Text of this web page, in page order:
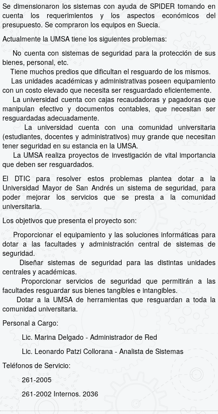
Se dimensionaron los sistemas con ayuda de SPIDER tomando en
cuenta los requerimientos y los aspectos económicos del
presupuesto. Se compraron los equipos en Suecia.
Actualmente la UMSA tiene los siguientes problemas:
No cuenta con sistemas de seguridad para la protección de sus
bienes, personal, etc.
Tiene muchos predios que dificultan el resguardo de los mismos.
Las unidades académicas y administrativas poseen equipamiento
con un costo elevado que necesita ser resguardado eficientemente.
La universidad cuenta con cajas recaudadoras y pagadoras que
manipulan efectivo y documentos contables, que necesitan ser
resguardadas adecuadamente.
La universidad cuenta con una comunidad universitaria
(estudiantes, docentes y administrativos) muy grande que necesitan
tener seguridad en su estancia en la UMSA.
La UMSA realiza proyectos de investigación de vital importancia
que deben ser resguardados.
El DTIC para resolver estos problemas plantea dotar a la
Universidad Mayor de San Andrés un sistema de seguridad, para
poder mejorar los servicios que se presta a la comunidad
universitaria.
Los objetivos que presenta el proyecto son:
Proporcionar el equipamiento y las soluciones informáticas para
dotar a las facultades y administración central de sistemas de
seguridad.
Diseñar sistemas de seguridad para las distintas unidades
centrales y académicas.
Proporcionar servicios de seguridad que permitirán a las
facultades resguardar sus bienes tangibles e intangibles.
Dotar a la UMSA de herramientas que resguardan a toda la
comunidad universitaria.
Personal a Cargo:
Lic. Marina Delgado - Administrador de Red
Lic. Leonardo Patzi Collorana - Analista de Sistemas
Teléfonos de Servicio:
261-2005
261-2002 Internos. 2036